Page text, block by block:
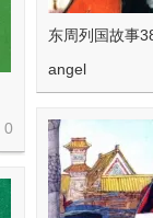
东周列国故事
angel
0